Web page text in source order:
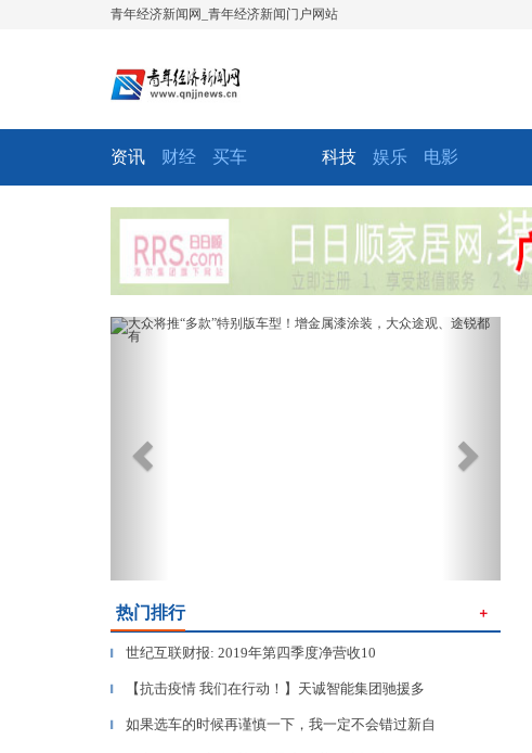
青年经济新闻网_青年经济新闻门户网站
资讯 财经 买车 科技 娱乐 电影
Previous Next
热门排行 ＋
▎ 世纪互联财报: 2019年第四季度净营收10
▎ 【抗击疫情 我们在行动！】天诚智能集团驰援多
▎ 如果选车的时候再谨慎一下，我一定不会错过新自